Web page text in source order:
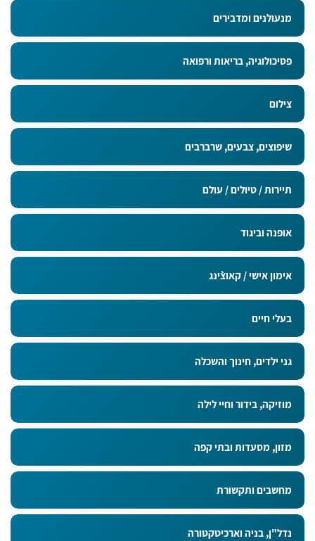
מנעולנים ומדבירים
פסיכולוגיה, בריאות ורפואה
צילום
שיפוצים, צבעים, שרברבים
תיירות / טיולים / עולם
אופנה וביגוד
אימון אישי / קאוצ`ינג
בעלי חיים
גני ילדים, חינוך והשכלה
מוזיקה, בידור וחיי לילה
מזון, מסעדות ובתי קפה
מחשבים ותקשורת
נדל"ן, בניה וארכיטקטורה